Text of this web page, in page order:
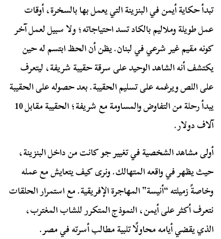
تبدأ حكاية أيمن في البنزينة التي يعمل بها بالسخرة، أوقات
عمل طويلة وملاليم بالكاد تسد احتياجاته؛ ولا سبيل لعمل آخر
كونه مقيم غير شرعي في لبنان. يظن أن الحظ ابتسم له حين
يكتشف أنه الشاهد الوحيد على سرقة حقيبة شريفة، ليتعرف
على اللص ويرغمه على تسليم الحقيبة. بعد حصوله على الحقيبة
يبدأ رحلة من التفاوض والمساومة مع شريفة؛ الحقيبة مقابل 10
آلاف دولار.
أولى مشاهد الشخصية في تغيير جو كانت من داخل البنزينة،
حيث يظهر في واقعه المتهالك. ونرى كيف يتعايش مع عمله
وخاصةً زميلته “أنيسة” المهاجرة الإفريقية. مع استمرار الحلقات
نتعرف أكثر على أيمن، النموذج المتكرر للشاب المغترب،
الذي يقضي أيامه محاولًا تلبية مطالب أسرته في مصر.